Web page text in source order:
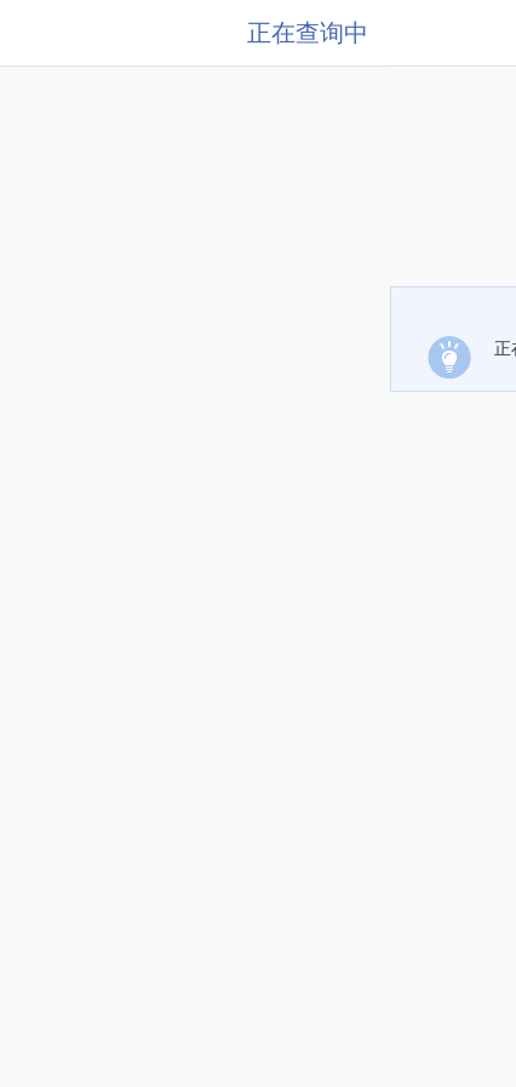
正在查询中
正